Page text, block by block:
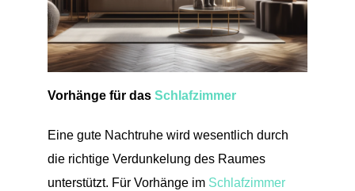
Vorhänge für das Schlafzimmer
Eine gute Nachtruhe wird wesentlich durch
die richtige Verdunkelung des Raumes
unterstützt. Für Vorhänge im Schlafzimmer